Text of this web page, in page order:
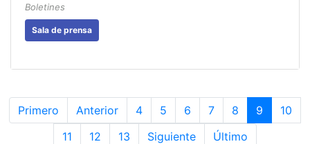
Boletines
Sala de prensa
Primero Anterior 4 5 6 7 8 9
10
11
12 13 Siguiente Último